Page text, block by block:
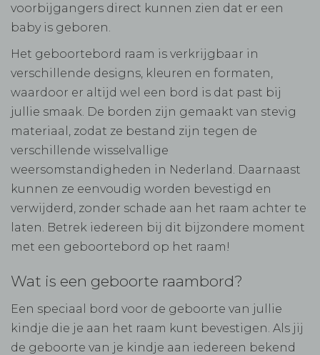
voorbijgangers direct kunnen zien dat er een
baby is geboren.
Het geboortebord raam is verkrijgbaar in
verschillende designs, kleuren en formaten,
waardoor er altijd wel een bord is dat past bij
jullie smaak. De borden zijn gemaakt van stevig
materiaal, zodat ze bestand zijn tegen de
verschillende wisselvallige
weersomstandigheden in Nederland. Daarnaast
kunnen ze eenvoudig worden bevestigd en
verwijderd, zonder schade aan het raam achter te
laten. Betrek iedereen bij dit bijzondere moment
met een geboortebord op het raam!
Wat is een geboorte raambord?
Een speciaal bord voor de geboorte van jullie
kindje die je aan het raam kunt bevestigen. Als jij
de geboorte van je kindje aan iedereen bekend